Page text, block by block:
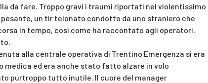
da fare. Troppo gravi i traumi riportati nel violentissimo
un tir telonato condotto da uno straniero che
in tempo, così come ha raccontato agli operatori,
alla centrale operativa di Trentino Emergenza si era
medica ed era anche stato fatto alzare in volo
purtroppo tutto inutile. Il cuore del manager